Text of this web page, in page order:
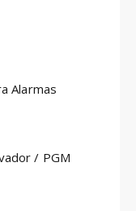
Alarmas
/ PGM